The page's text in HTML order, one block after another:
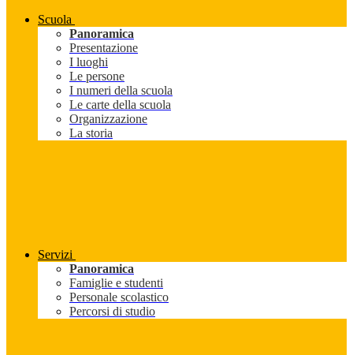
Scuola
Panoramica
Presentazione
I luoghi
Le persone
I numeri della scuola
Le carte della scuola
Organizzazione
La storia
Servizi
Panoramica
Famiglie e studenti
Personale scolastico
Percorsi di studio